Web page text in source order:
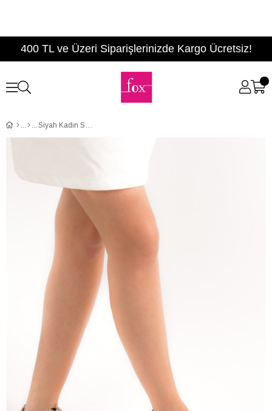
400 TL ve Üzeri Siparişlerinizde Kargo Ücretsiz!
Siyah Kadın Sandalet D304880305